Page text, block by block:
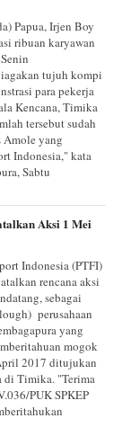
Papua, Irjen Boy
ribuan karyawan
tujuh kompi
para pekerja
Kencana, Timika
tersebut sudah
Amole yang
Indonesia," kata
Sabtu
Aksi 1 Mei
Indonesia (PTFI)
rencana aksi
sebagai
perusahaan
yang
mogok
2017 ditujukan
di Timika. "Terima
PUK SPKEP